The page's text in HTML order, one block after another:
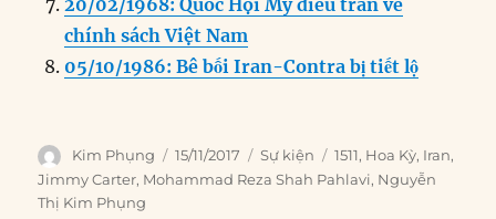
20/02/1968: Quốc Hội Mỹ điều trần về
chính sách Việt Nam
05/10/1986: Bê bối Iran-Contra bị tiết lộ
Author
Kim Phụng
Posted
on
15/11/2017 Categories
Sự kiện Tags
1511, Hoa Kỳ, Iran,
Jimmy Carter, Mohammad Reza Shah Pahlavi, Nguyễn
Thị Kim Phụng